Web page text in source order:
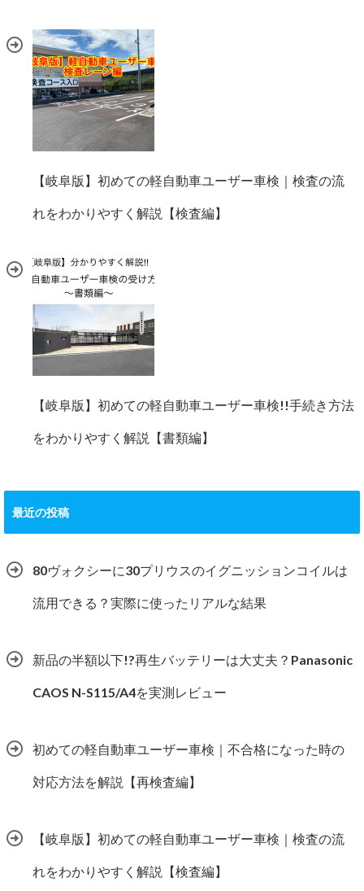
【岐阜版】初めての軽自動車ユーザー車検｜検査の流
れをわかりやすく解説【検査編】
【岐阜版】初めての軽自動車ユーザー車検!!手続き方法
をわかりやすく解説【書類編】
最近の投稿
80ヴォクシーに30プリウスのイグニッションコイルは
流用できる？実際に使ったリアルな結果
新品の半額以下!?再生バッテリーは大丈夫？Panasonic
CAOS N-S115/A4を実測レビュー
初めての軽自動車ユーザー車検｜不合格になった時の
対応方法を解説【再検査編】
【岐阜版】初めての軽自動車ユーザー車検｜検査の流
れをわかりやすく解説【検査編】